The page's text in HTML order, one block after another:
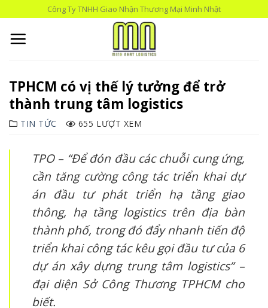
to
content
Công Ty TNHH Giao Nhận Thương Mại Minh Nhật
TPHCM có vị thế lý tưởng để trở
thành trung tâm logistics
TIN TỨC 655 LƯỢT XEM
TPO – “Để đón đầu các chuỗi cung ứng,
cần tăng cường công tác triển khai dự
án đầu tư phát triển hạ tầng giao
thông, hạ tầng logistics trên địa bàn
thành phố, trong đó đẩy nhanh tiến độ
triển khai công tác kêu gọi đầu tư của 6
dự án xây dựng trung tâm logistics” –
đại diện Sở Công Thương TPHCM cho
biết.